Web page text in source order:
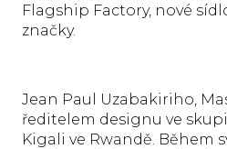
Flagship Factory, nové
značky.
Jean Paul Uzabakiriho,
ředitelem designu ve
Kigali ve Rwandě. Během